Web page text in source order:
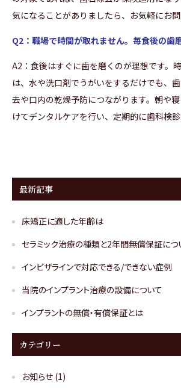
気になることがありましたら、お気軽にお問
Q2：職場で時間が取れません。毎食後の歯
A2：食後はすぐに歯を磨くのが理想です。
は、水や洗口剤でうがいをするだけでも、
去や口内の乾燥予防につながります。朝や
けてデンタルケアを行い、定期的に歯科検診
最新記事
床矯正に適した年齢は
セラミック治療の種類と2年間無償保証につ
インビザラインで対応できる/できない症例
当院のインプラント治療の設備について
インプラントの無償・有償保証とは
カテゴリー
お知らせ (1)